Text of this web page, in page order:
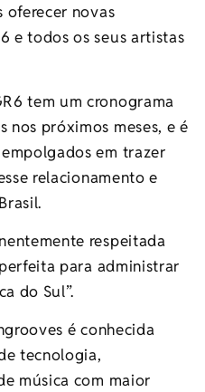
oferecer novas
e todos os seus artistas
tem um cronograma
nos próximos meses, e é
em trazer
relacionamento e
respeitada
para administrar
do Sul”.
é conhecida
tecnologia,
música com maior